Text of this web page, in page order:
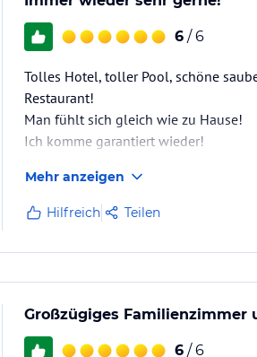
6 / 6
Tolles Hotel, toller Pool, schöne
Restaurant!
Man fühlt sich gleich wie zu Hause!
Ich komme garantiert wieder!
Mehr anzeigen
Hilfreich Teilen
Großzügiges Familienzimmer
6 / 6